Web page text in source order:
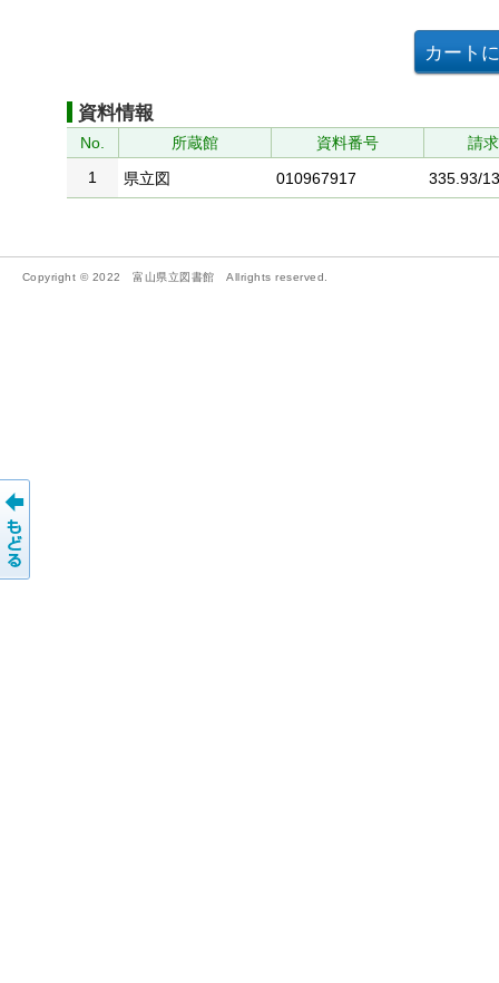
資料情報
No. 所蔵館 資料番号
請
1
県立図 010967917 335.93/
Copyright © 2022 富山県立図書館 Allrights reserved.